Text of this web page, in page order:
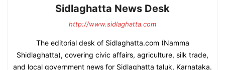
Sidlaghatta News Desk
http://www.sidlaghatta.com
The editorial desk of Sidlaghatta.com (Namma
Shidlaghatta), covering civic affairs, agriculture, silk trade,
and local government news for Sidlaghatta taluk, Karnataka.